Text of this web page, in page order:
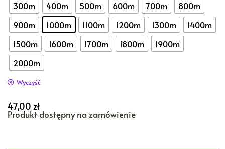
300m 400m 500m 600m 700m
800m
900m
1000m 1100m 1200m 1300m
1400m
1500m
1600m 1700m 1800m
1900m
2000m
Wyczyść
47,00 zł
Produkt dostępny na zamówienie